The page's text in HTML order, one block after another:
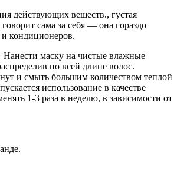
действующих веществ., густая
сама за себя — она гораздо
кондиционеров.
Нанести маску на чистые влажные
по всей длине волос.
и смыть большим количеством теплой
использование в качестве
1-3 раза в неделю, в зависимости от